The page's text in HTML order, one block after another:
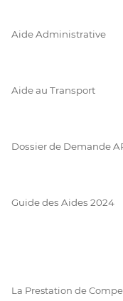
Aide Administrative
Aide au Transport
Dossier de Demande
Guide des Aides 2024
La Prestation de